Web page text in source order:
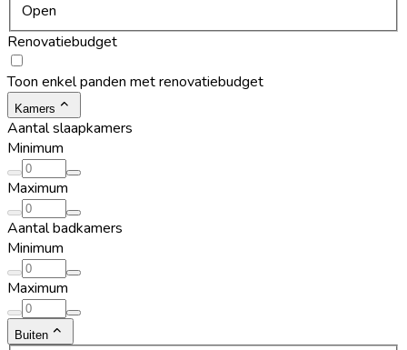
Open
Renovatiebudget
Toon enkel panden met renovatiebudget
Kamers
Aantal slaapkamers
Minimum
Maximum
Aantal badkamers
Minimum
Maximum
Buiten